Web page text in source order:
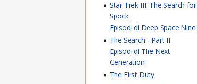
Star Trek III: The Search for
Spock
Episodi di Deep Space Nine
The Search - Part II
Episodi di The Next
Generation
The First Duty